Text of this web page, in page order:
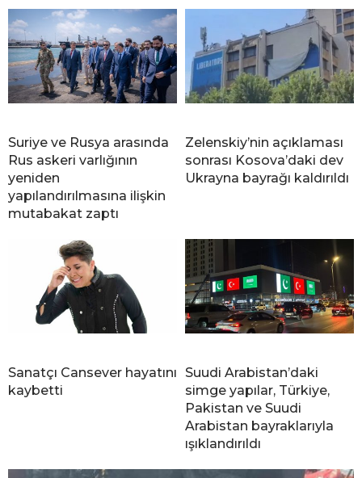
Suriye ve Rusya arasında
Rus askeri varlığının
yeniden
yapılandırılmasına ilişkin
mutabakat zaptı
Zelenskiy’nin açıklaması
sonrası Kosova’daki dev
Ukrayna bayrağı kaldırıldı
Sanatçı Cansever hayatını
kaybetti
Suudi Arabistan’daki
simge yapılar, Türkiye,
Pakistan ve Suudi
Arabistan bayraklarıyla
ışıklandırıldı